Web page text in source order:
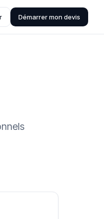
Démarrer mon devis